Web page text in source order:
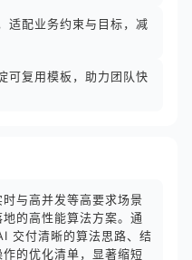
适配业务约束与目标，减
可复用模板，助力团队快
与高并发等高要求场景
的高性能算法方案。通
交付清晰的算法思路、结
的优化清单，显著缩短